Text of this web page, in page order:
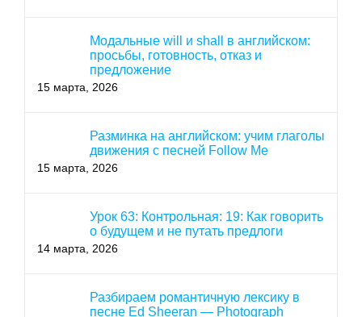
Модальные will и shall в английском:
просьбы, готовность, отказ и
предложение
15 марта, 2026
Разминка на английском: учим глаголы
движения с песней Follow Me
15 марта, 2026
Урок 63: Контрольная: 19: Как говорить
о будущем и не путать предлоги
14 марта, 2026
Разбираем романтичную лексику в
песне Ed Sheeran — Photograph